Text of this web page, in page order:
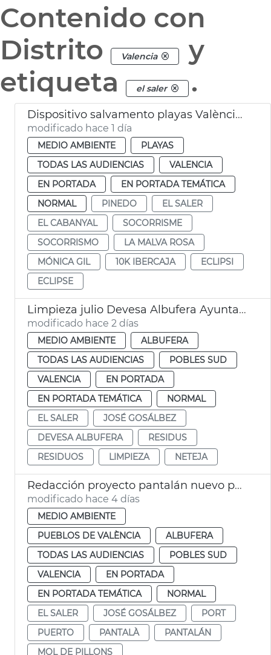
Contenido con
Distrito
Valencia
y
etiqueta
el saler .
Dispositivo salvamento playas València eclipse
modificado hace 1 día
MEDIO AMBIENTE
PLAYAS
TODAS LAS AUDIENCIAS
VALENCIA
EN PORTADA
EN PORTADA TEMÁTICA
NORMAL
PINEDO
EL SALER
EL CABANYAL
SOCORRISME
SOCORRISMO
LA MALVA ROSA
MÓNICA GIL
10K IBERCAJA
ECLIPSI
ECLIPSE
Limpieza julio Devesa Albufera Ayuntamiento València
modificado hace 2 días
MEDIO AMBIENTE
ALBUFERA
TODAS LAS AUDIENCIAS
POBLES SUD
VALENCIA
EN PORTADA
EN PORTADA TEMÁTICA
NORMAL
EL SALER
JOSÉ GOSÁLBEZ
DEVESA ALBUFERA
RESIDUS
RESIDUOS
LIMPIEZA NETEJA
Redacción proyecto pantalán nuevo pantalán puerto de El Saler València
modificado hace 4 días
MEDIO AMBIENTE
PUEBLOS DE VALÈNCIA
ALBUFERA
TODAS LAS AUDIENCIAS
POBLES SUD
VALENCIA
EN PORTADA
EN PORTADA TEMÁTICA
NORMAL
EL SALER
JOSÉ GOSÁLBEZ
PORT
PUERTO
PANTALÀ
PANTALÁN
MOL DE PILLONS